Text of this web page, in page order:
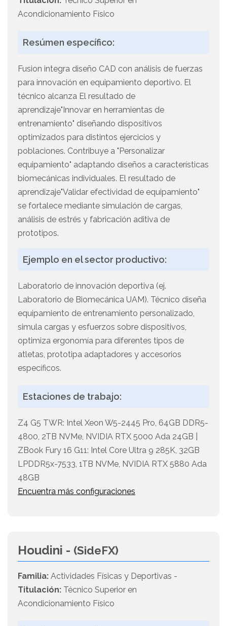
Acondicionamiento Físico
Resúmen específico:
Fusion integra diseño CAD con análisis de fuerzas
para innovación en equipamiento deportivo. El
técnico alcanza El resultado de
aprendizaje"Innovar en herramientas de
entrenamiento" diseñando dispositivos
optimizados para distintos ejercicios y
poblaciones. Contribuye a "Personalizar
equipamiento" adaptando diseños a características
biomecánicas individuales. El resultado de
aprendizaje"Validar efectividad de equipamiento"
se fortalece mediante simulación de cargas,
análisis de estrés y fabricación aditiva de
prototipos.
Ejemplo en el sector productivo:
Laboratorio de innovación deportiva (ej.
Laboratorio de Biomecánica UAM). Técnico diseña
equipamiento de entrenamiento personalizado,
simula cargas y esfuerzos sobre dispositivos,
optimiza ergonomía para diferentes tipos de
atletas, prototipa adaptadores y accesorios
específicos.
Estaciones de trabajo:
Z4 G5 TWR: Intel Xeon W5-2445 Pro, 64GB DDR5-
4800, 2TB NVMe, NVIDIA RTX 5000 Ada 24GB |
ZBook Fury 16 G11: Intel Core Ultra 9 285K, 32GB
LPDDR5x-7533, 1TB NVMe, NVIDIA RTX 5880 Ada
48GB
Encuentra más configuraciones
Houdini - (SideFX)
Familia: Actividades Físicas y Deportivas -
Titulación: Técnico Superior en
Acondicionamiento Físico